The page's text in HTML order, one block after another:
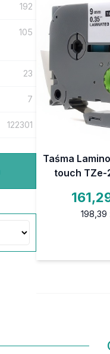
192
105
23
7
122301
Taśma
touch TZe-
198,39